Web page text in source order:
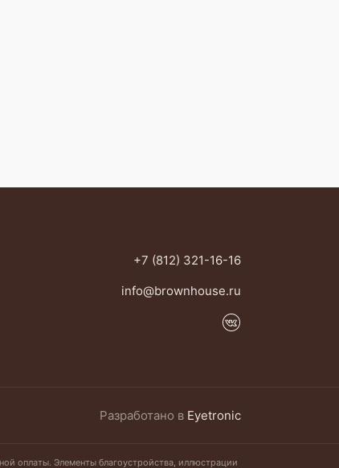
+7 (812) 321-16-16
info@brownhouse.ru
Разработано в Eyetronic
оплаты. Элементы благоустройства, иллюстрации